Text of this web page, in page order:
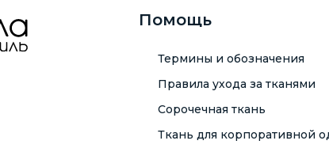
Помощь
Термины и обозначения
Правила ухода за тканями
Сорочечная ткань
Ткань для корпоративной